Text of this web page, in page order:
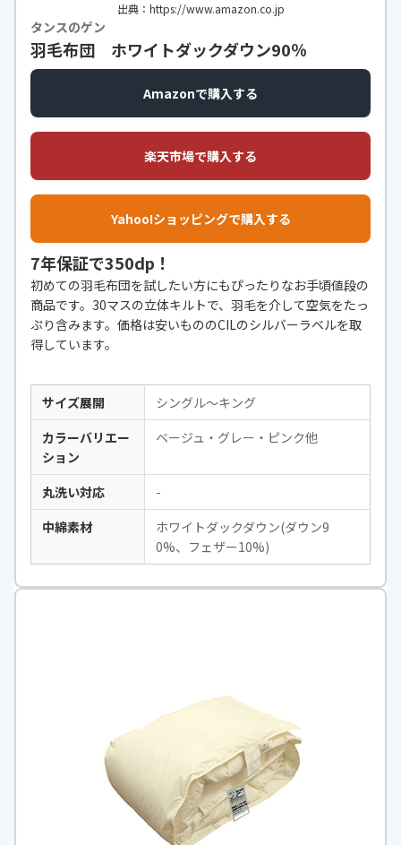
出典：https://www.amazon.co.jp
タンスのゲン
羽毛布団 ホワイトダックダウン90％
Amazonで購入する
楽天市場で購入する
Yahoo!ショッピングで購入する
7年保証で350dp！
初めての羽毛布団を試したい方にもぴったりなお手頃値段の
商品です。30マスの立体キルトで、羽毛を介して空気をたっ
ぷり含みます。価格は安いもののCILのシルバーラベルを取
得しています。
サイズ展開
シングル〜キング
カラーバリエー
ション
ベージュ・グレー・ピンク他
丸洗い対応
-
中綿素材
ホワイトダックダウン(ダウン9
0%、フェザー10%)